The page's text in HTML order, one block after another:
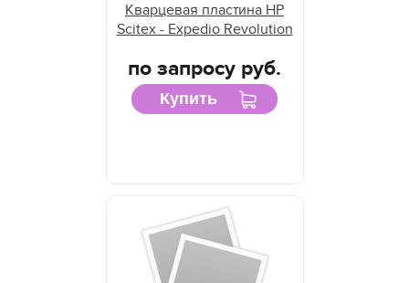
Кварцевая пластина HP
Scitex - Expedio Revolution
по запросу руб.
Купить